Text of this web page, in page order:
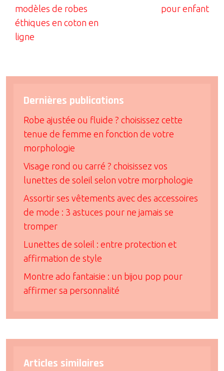
modèles de robes
éthiques en coton en
ligne
pour enfant
Dernières publications
Robe ajustée ou fluide ? choisissez cette
tenue de femme en fonction de votre
morphologie
Visage rond ou carré ? choisissez vos
lunettes de soleil selon votre morphologie
Assortir ses vêtements avec des accessoires
de mode : 3 astuces pour ne jamais se
tromper
Lunettes de soleil : entre protection et
affirmation de style
Montre ado fantaisie : un bijou pop pour
affirmer sa personnalité
Articles similaires